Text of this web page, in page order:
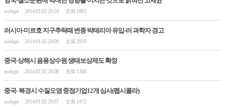
ecobgri 2014.01.02 20:10 조회 1865
러시아-미르호 지구추락때 변종 박테리아 유입-러 과학자 경고
ecobgri 2014.01.02 20:09 조회 2910
중국-상해시 음용상수원 생태보상제도 확정
ecobgri 2014.01.02 20:08 조회 1368
중국- 북경시 수질오염 중점기업12개 심사(펩시콜라)
ecobgri 2014.01.02 20:07 조회 1472